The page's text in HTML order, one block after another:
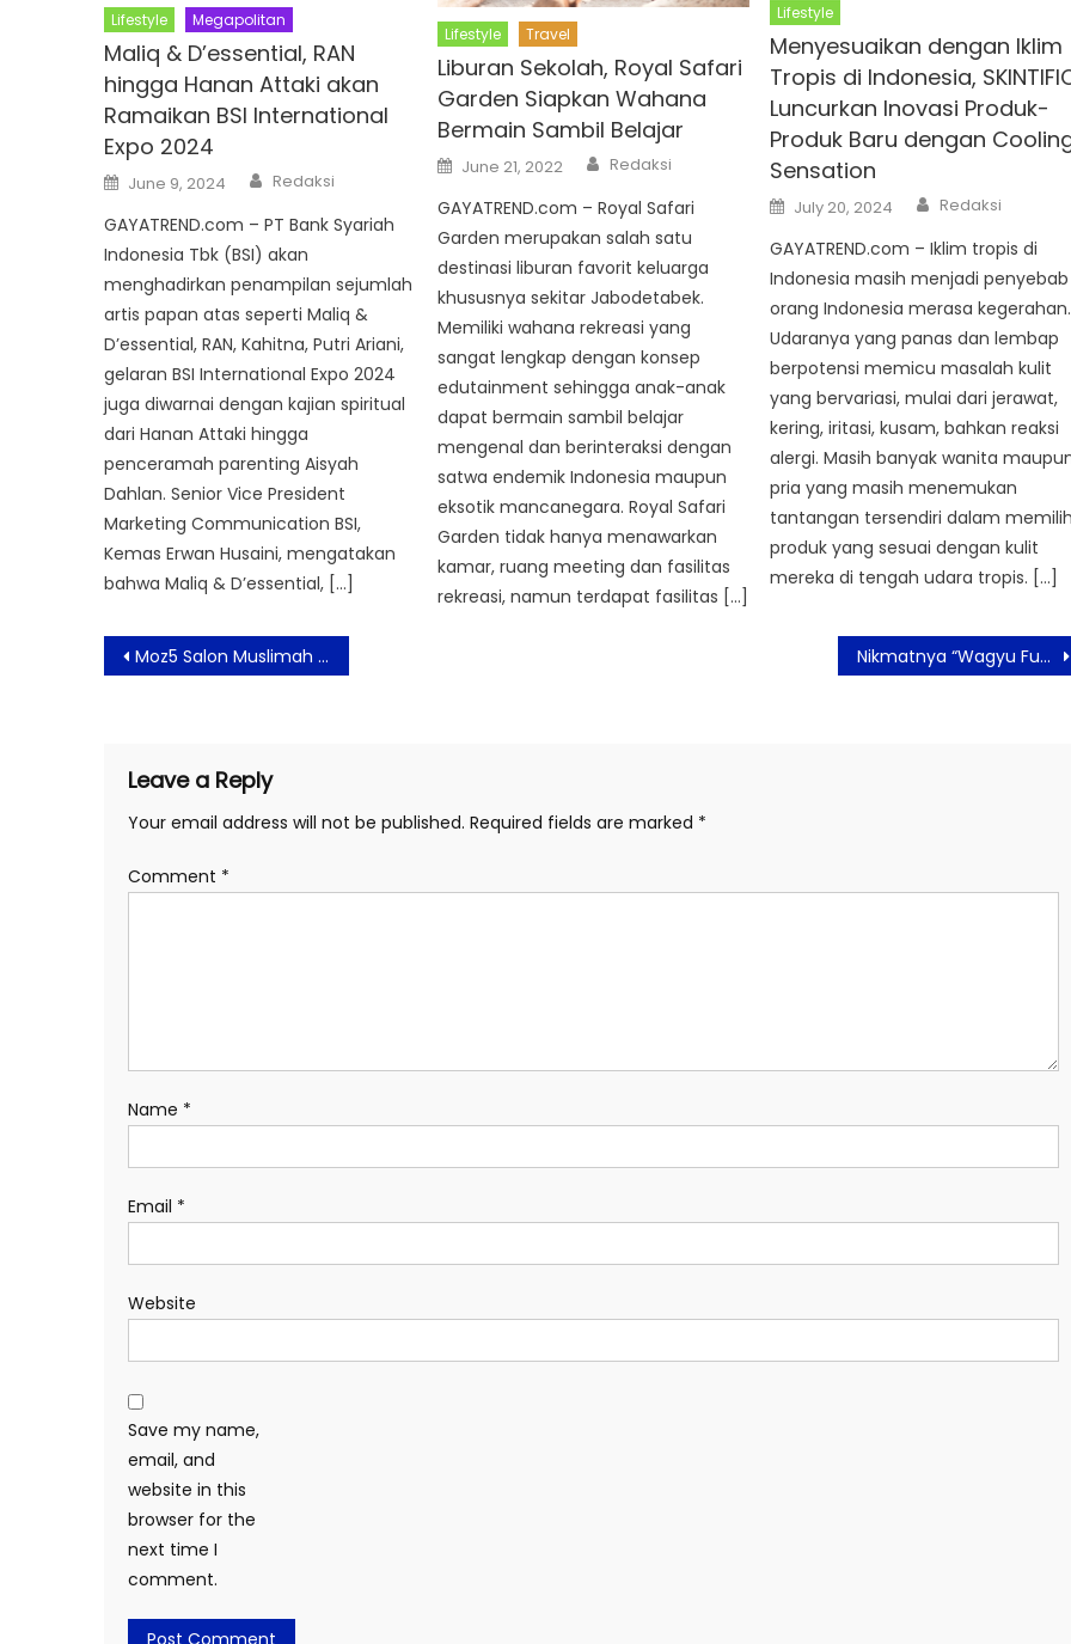
Lifestyle Megapolitan
Maliq & D’essential, RAN
hingga Hanan Attaki akan
Ramaikan BSI International
Expo 2024
Posted
on
June 9, 2024 Author
Redaksi
GAYATREND.com – PT Bank Syariah
Indonesia Tbk (BSI) akan
menghadirkan penampilan sejumlah
artis papan atas seperti Maliq &
D’essential, RAN, Kahitna, Putri Ariani,
gelaran BSI International Expo 2024
juga diwarnai dengan kajian spiritual
dari Hanan Attaki hingga
penceramah parenting Aisyah
Dahlan. Senior Vice President
Marketing Communication BSI,
Kemas Erwan Husaini, mengatakan
bahwa Maliq & D’essential, […]
Lifestyle Travel
Liburan Sekolah, Royal Safari
Garden Siapkan Wahana
Bermain Sambil Belajar
Posted
on
June 21, 2022 Author
Redaksi
GAYATREND.com – Royal Safari
Garden merupakan salah satu
destinasi liburan favorit keluarga
khususnya sekitar Jabodetabek.
Memiliki wahana rekreasi yang
sangat lengkap dengan konsep
edutainment sehingga anak-anak
dapat bermain sambil belajar
mengenal dan berinteraksi dengan
satwa endemik Indonesia maupun
eksotik mancanegara. Royal Safari
Garden tidak hanya menawarkan
kamar, ruang meeting dan fasilitas
rekreasi, namun terdapat fasilitas […]
Lifestyle
Menyesuaikan dengan Iklim
Tropis di Indonesia,
Luncurkan Inovasi Produk-
Produk Baru dengan
Sensation
Posted
on
July 20, 2024 Author
Redaksi
GAYATREND.com – Iklim tropis di
Indonesia masih menjadi penyebab
orang Indonesia merasa kegerahan.
Udaranya yang panas dan lembap
berpotensi memicu masalah kulit
yang bervariasi, mulai dari jerawat,
kering, iritasi, kusam, bahkan reaksi
alergi. Masih banyak wanita
pria yang masih menemukan
tantangan tersendiri dalam memilih
produk yang sesuai dengan kulit
mereka di tengah udara tropis. […]
Post
navigation
Moz5 Salon Muslimah Buka Cabang Baru di Cibinong – Bogor Nikmatnya “Wagyu Fusion Fest” Menu Terbaru dari Santika Premiere Hayam Wuruk
Leave a Reply
Your email address will not be published. Required fields are marked *
Comment *
Name *
Email *
Website
Save my name,
email, and
website in this
browser for the
next time I
comment.